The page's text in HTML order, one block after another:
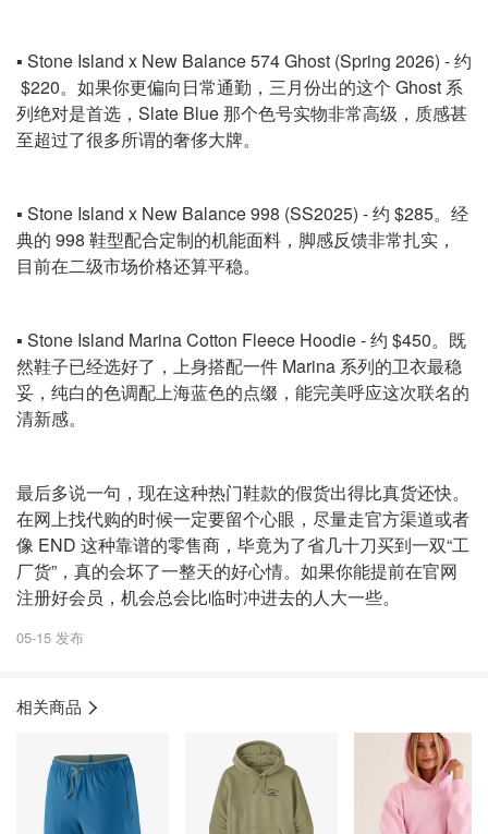
▪️ Stone Island x New Balance 574 Ghost (Spring 2026) - 约
$220。如果你更偏向日常通勤，三月份出的这个 Ghost 系
列绝对是首选，Slate Blue 那个色号实物非常高级，质感甚
至超过了很多所谓的奢侈大牌。
▪️ Stone Island x New Balance 998 (SS2025) - 约 $285。经
典的 998 鞋型配合定制的机能面料，脚感反馈非常扎实，
目前在二级市场价格还算平稳。
▪️ Stone Island Marina Cotton Fleece Hoodie - 约 $450。既
然鞋子已经选好了，上身搭配一件 Marina 系列的卫衣最稳
妥，纯白的色调配上海蓝色的点缀，能完美呼应这次联名的
清新感。
最后多说一句，现在这种热门鞋款的假货出得比真货还快。
在网上找代购的时候一定要留个心眼，尽量走官方渠道或者
像 END 这种靠谱的零售商，毕竟为了省几十刀买到一双“工
厂货”，真的会坏了一整天的好心情。如果你能提前在官网
注册好会员，机会总会比临时冲进去的人大一些。
05-15 发布
相关商品